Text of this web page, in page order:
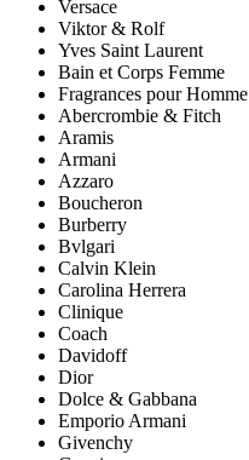
Versace
Viktor & Rolf
Yves Saint Laurent
Bain et Corps Femme
Fragrances pour Homme
Abercrombie & Fitch
Aramis
Armani
Azzaro
Boucheron
Burberry
Bvlgari
Calvin Klein
Carolina Herrera
Clinique
Coach
Davidoff
Dior
Dolce & Gabbana
Emporio Armani
Givenchy